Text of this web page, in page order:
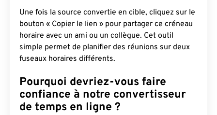
Une fois la source convertie en cible, cliquez sur le
bouton « Copier le lien » pour partager ce créneau
horaire avec un ami ou un collègue. Cet outil
simple permet de planifier des réunions sur deux
fuseaux horaires différents.
Pourquoi devriez-vous faire
confiance à notre convertisseur
de temps en ligne ?